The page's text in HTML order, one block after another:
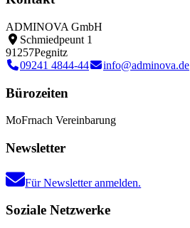
ADMINOVA GmbH
Schmiedpeunt 1
91257Pegnitz
09241 4844-44
info@adminova.de
Bürozeiten
MoFrnach Vereinbarung
Newsletter
Für Newsletter anmelden.
Soziale Netzwerke